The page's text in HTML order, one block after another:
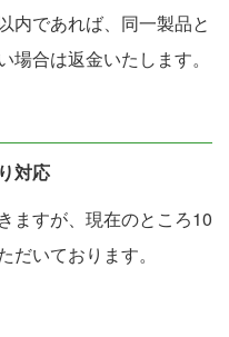
内であれば、同一製品と
合は返金いたします。
対応
ますが、現在のところ10
いております。